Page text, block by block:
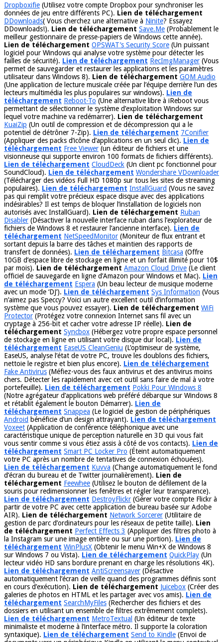
Dropboxifie (Utilisez votre compte Dropbox pour synchroniser les
données de jeu entre différents PC). Lien de téléchargement
DDownloads( Vous cherchez une alternative à Ninite? Essayez
DDownloads!). Lien de téléchargement Save.Me (Probablement le
meilleur gestionnaire de presse-papiers de Windows cette année).
Lien de téléchargement OPSWAT’s Security Score (Un puissant
logiciel pour Windows qui analyse votre système pour détecter les
failles de sécurité). Lien de téléchargement RecImgManager (Vous
permet de sauvegarder et restaurer les applications et les paramètres
utilisateur dans Windows 8). Lien de téléchargement GOM Audio
(Une application de lecture musicale créée par l’équipe derrière l’un des
lecteurs multimédia les plus populaires sur windows). Lien de
téléchargement Reboot-To (Une alternative libre à iReboot vous
permettant de sélectionner le système d’exploitation Windows sur
lequel votre machine va redémarrer). Lien de téléchargement
KuaiZip (Un outil de compression et de décompression qui a le
potentiel de détrôner 7-Zip). Lien de téléchargement 7Conifier
(Appliquer des packs d’icône d’applications en un seul clic). Lien de
téléchargement Free Viewer (un éditeur de fichiers et une
visionneuse qui supporte environ 100 formats de fichiers différents).
Lien de téléchargement CloudDeck (Un client pc fonctionnel pour
SoundCloud). Lien de téléchargement Wondershare VDownloader
(Télécharger des vidéos Full HD 1080p sur tous les sites de streaming
populaires). Lien de téléchargement InstallGuard (Vous ne savez
pas qui remplit votre précieux espace disque avec des applications
indésirables? Il est temps de bloquer l’installation de logiciels non
autorisés avec InstallGuard). Lien de téléchargement Ruban
Disabler (Désactiver la nouvelle interface ruban dans l’explorateur de
fichiers de Windows 8 et restaurer l’ancienne interface). Lien de
téléchargement NetSpeedMonitor (Moniteur de flux entrant et
sortant depuis la barre des tâches et maintien des rapports de
transfert de données). Lien de téléchargement Bitcasa (Offre
10GB d’espace libre de stockage en ligne et un forfait illimité pour 10$
par mois). Lien de téléchargement Amazon Cloud Drive (Le client
officiel de sauvegarde en ligne d’Amazon pour Windows et Mac). Lien
de téléchargement Espera (Un beau lecteur de musique moderne
avec un mode ‘DJ’). Lien de téléchargement Sys Information (Vous
n’aimez pas Speccy? Voici un autre excellent outil d’information
système que vous pouvez essayer). Lien de téléchargement WiFi
Protector (Protégez votre connexion Internet sans fil avec un
cryptage à 256-bit et cacher votre adresse IP réelle). Lien de
téléchargement Syncbox (Hébergez votre propre espace personnel
de stockage en ligne en utilisant votre disque dur local). Lien de
téléchargement EaseUS CleanGeniu (L’optimiseur de système,
EaseUS, analyse l’état de votre PC, trouve les doublons des fichiers,
nettoie le registre et bien plus encore). Lien de téléchargement
Fake Antivirus (Méfiez-vous des faux antivirus et des antivirus moins
chers. Détecter les rapidement avec cet outil sans faire de mal à votre
portefeuille). Lien de téléchargement Pokki Pour Windows 8
(Notre agrégateur d’applications web préféré débarque sur Windows 8
et rétablit également le bouton Démarrer). Lien de
téléchargement Snappea (Le logiciel de gestion de périphériques
Android bénéficie d’un design attrayant). Lien de téléchargement
Voxeet (Application de conférence téléphonique avec une
caractéristique unique de perception naturelle en 3D qui vous fait
vous sentir comme si vous étiez assis à côté de vos contacts). Lien de
téléchargement Smart PC Locker Pro (Éteint automatiquement
votre PC après un nombre de tentatives de connexion échouées).
Lien de téléchargement Kuvva (Change automatiquement le fond
d’écran du bureau et de Twitter journalièrement). Lien de
téléchargement Feewhee (Utilisez le bouton de défilement de la
souris pour redimensionner les fenêtres et régler leur transparence).
Lien de téléchargement DestroyFlickr (Gérer votre compte Flickr à
partir de votre PC avec cette application de bureau basée sur Adobe
AIR). Lien de téléchargement Network Sorcerer (Utilitaire de
gestion de parc d’ordinateurs pour les réseaux de petite taille). Lien
de téléchargement Perfect Effects 3 (Appliquer des filtres photo à
la Instagram sur une image entière ou sur une portion). Lien de
téléchargement WinPlusX (Obtenir le menu Win+X de Windows 8
sur Windows 7 ou Vista). Lien de téléchargement QuickPlay (Un
lecteur vidéo HD sans bordure prenant en charge les résolutions 4K).
Lien de téléchargement AntiScreensaver (Désactive
automatiquement l’écran de veille quand des programmes définis sont
en cours d’exécution). Lien de téléchargement Juicebox (Créer des
galeries de photos en HTML et les partager avec vos amis). Lien de
téléchargement SearchMyFiles (Rechercher des fichiers et des
dossiers en utilisant un ensemble de filtres extrêmement complets).
Lien de téléchargement MetroTextual (Un éditeur de texte
minimaliste et moderne à l’interface métro. Il supporte la coloration
syntaxique). Lien de téléchargement Send to Kindle (Envoi de